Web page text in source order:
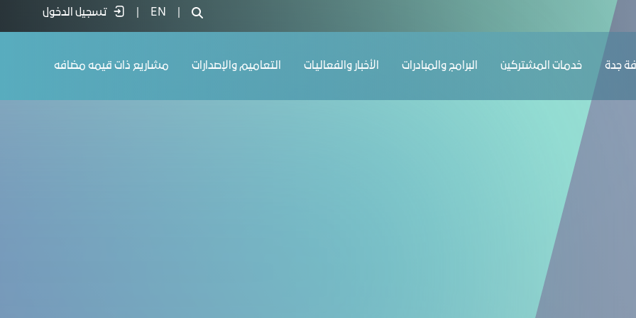
EN تسجيل الدخول
ﺟﺪة ﺧﺪﻣﺎت المشتركين البرامج والمبادرات الأخبار والفعاليات التعاميم والإصدارات مشاريع ذات قيمه مضافه